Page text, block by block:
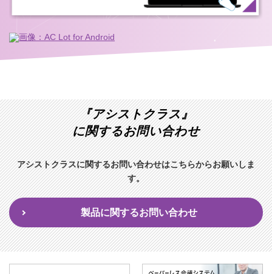
『アシストクラス』
に関するお問い合わせ
アシストクラスに関するお問い合わせはこちらからお願いしま
す。
製品に関するお問い合わせ